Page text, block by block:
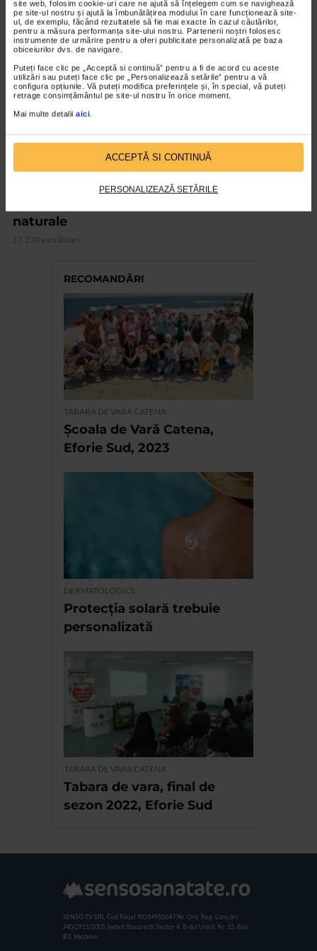
site web, folosim cookie-uri care ne ajută să înțelegem cum se navighează
pe site-ul nostru și ajută la îmbunătățirea modului în care funcționează site-
ul, de exemplu, făcând rezultatele să fie mai exacte în cazul căutărilor,
pentru a măsura performanța site-ului nostru. Partenerii noștri folosesc
instrumente de urmărire pentru a oferi publicitate personalizată pe baza
obiceiurilor dvs. de navigare.
Puteți face clic pe „Acceptă si continuă” pentru a fi de acord cu aceste
utilizări sau puteți face clic pe „Personalizează setările” pentru a vă
configura opțiunile. Vă puteți modifica preferințele și, în special, vă puteți
retrage consimțământul pe site-ul nostru în orice moment.
Mai multe detalii aici.
ACCEPTĂ SI CONTINUĂ
PERSONALIZEAZĂ SETĂRILE
VIDEO
MEDICINĂ ALTERNATIVĂ
naturale
17.270 vizualizari
RECOMANDĂRI
TABARA DE VARA CATENA
Școala de Vară Catena,
Eforie Sud, 2023
DERMATOLOGICE
Protecția solară trebuie
personalizată
TABARA DE VARA CATENA
Tabara de vara, final de
sezon 2022, Eforie Sud
SENSO TV SRL Cod Fiscal: RO14950647 Nr. Ord. Reg. Com./an:
J40/2911/2005 Sediul: Bucuresti, Sector 4, B-dul Unirii, Nr. 15, Bloc
B3, Mezanin